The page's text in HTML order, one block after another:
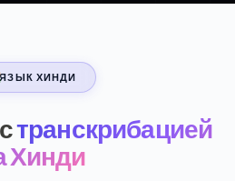
ЯЗЫК ХИНДИ
транскрибацией
Хинди